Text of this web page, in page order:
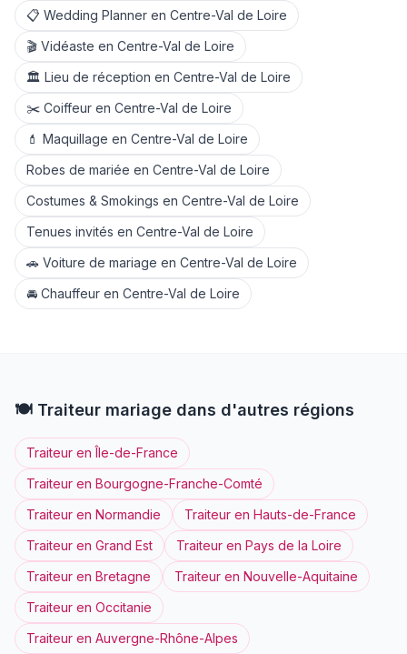
📋 Wedding Planner en Centre-Val de Loire
🎬 Vidéaste en Centre-Val de Loire
🏛️ Lieu de réception en Centre-Val de Loire
✂️ Coiffeur en Centre-Val de Loire
💄 Maquillage en Centre-Val de Loire
Robes de mariée en Centre-Val de Loire
Costumes & Smokings en Centre-Val de Loire
Tenues invités en Centre-Val de Loire
🚗 Voiture de mariage en Centre-Val de Loire
🚘 Chauffeur en Centre-Val de Loire
🍽️ Traiteur mariage dans d'autres régions
Traiteur enÎle-de-France
Traiteur en Bourgogne-Franche-Comté
Traiteur en Normandie Traiteur en Hauts-de-France
Traiteur en Grand Est Traiteur en Pays de la Loire
Traiteur en Bretagne Traiteur en Nouvelle-Aquitaine
Traiteur en Occitanie
Traiteur en Auvergne-Rhône-Alpes